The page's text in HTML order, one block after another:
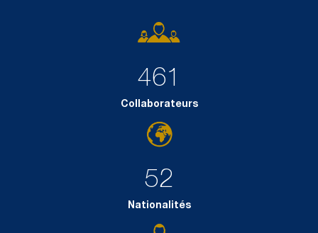
461
Collaborateurs
52
Nationalités